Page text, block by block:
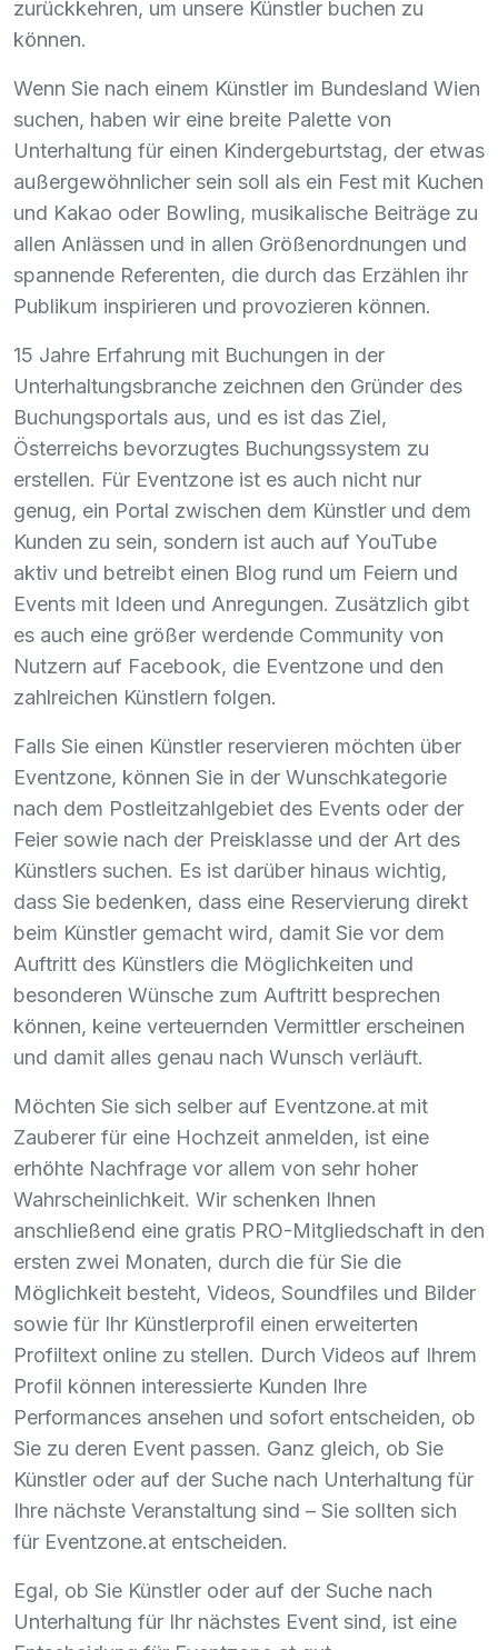
zurückkehren, um unsere Künstler buchen zu
können.
Wenn Sie nach einem Künstler im Bundesland Wien
suchen, haben wir eine breite Palette von
Unterhaltung für einen Kindergeburtstag, der etwas
außergewöhnlicher sein soll als ein Fest mit Kuchen
und Kakao oder Bowling, musikalische Beiträge zu
allen Anlässen und in allen Größenordnungen und
spannende Referenten, die durch das Erzählen ihr
Publikum inspirieren und provozieren können.
15 Jahre Erfahrung mit Buchungen in der
Unterhaltungsbranche zeichnen den Gründer des
Buchungsportals aus, und es ist das Ziel,
Österreichs bevorzugtes Buchungssystem zu
erstellen. Für Eventzone ist es auch nicht nur
genug, ein Portal zwischen dem Künstler und dem
Kunden zu sein, sondern ist auch auf YouTube
aktiv und betreibt einen Blog rund um Feiern und
Events mit Ideen und Anregungen. Zusätzlich gibt
es auch eine größer werdende Community von
Nutzern auf Facebook, die Eventzone und den
zahlreichen Künstlern folgen.
Falls Sie einen Künstler reservieren möchten über
Eventzone, können Sie in der Wunschkategorie
nach dem Postleitzahlgebiet des Events oder der
Feier sowie nach der Preisklasse und der Art des
Künstlers suchen. Es ist darüber hinaus wichtig,
dass Sie bedenken, dass eine Reservierung direkt
beim Künstler gemacht wird, damit Sie vor dem
Auftritt des Künstlers die Möglichkeiten und
besonderen Wünsche zum Auftritt besprechen
können, keine verteuernden Vermittler erscheinen
und damit alles genau nach Wunsch verläuft.
Möchten Sie sich selber auf Eventzone.at mit
Zauberer für eine Hochzeit anmelden, ist eine
erhöhte Nachfrage vor allem von sehr hoher
Wahrscheinlichkeit. Wir schenken Ihnen
anschließend eine gratis PRO-Mitgliedschaft in den
ersten zwei Monaten, durch die für Sie die
Möglichkeit besteht, Videos, Soundfiles und Bilder
sowie für Ihr Künstlerprofil einen erweiterten
Profiltext online zu stellen. Durch Videos auf Ihrem
Profil können interessierte Kunden Ihre
Performances ansehen und sofort entscheiden, ob
Sie zu deren Event passen. Ganz gleich, ob Sie
Künstler oder auf der Suche nach Unterhaltung für
Ihre nächste Veranstaltung sind – Sie sollten sich
für Eventzone.at entscheiden.
Egal, ob Sie Künstler oder auf der Suche nach
Unterhaltung für Ihr nächstes Event sind, ist eine